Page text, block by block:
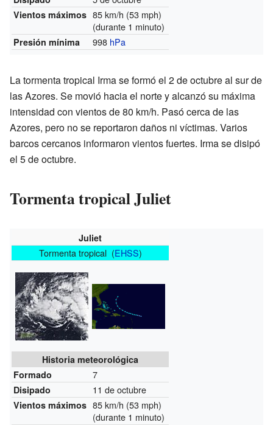
Vientos máximos 85 km/h (53 mph)
(durante 1 minuto)
Presión mínima 998 hPa
La tormenta tropical Irma se formó el 2 de octubre al sur de
las Azores. Se movió hacia el norte y alcanzó su máxima
intensidad con vientos de 80 km/h. Pasó cerca de las
Azores, pero no se reportaron daños ni víctimas. Varios
barcos cercanos informaron vientos fuertes. Irma se disipó
el 5 de octubre.
Tormenta tropical Juliet
Juliet
Tormenta tropical (EHSS)
Historia meteorológica
Formado
7
Disipado 11 de octubre
Vientos máximos 85 km/h (53 mph)
(durante 1 minuto)